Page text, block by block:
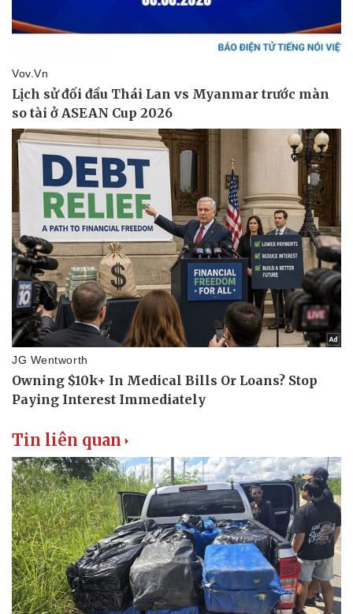
Tin liên quan